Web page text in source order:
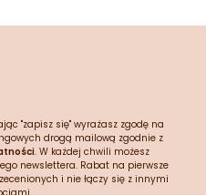
"zapisz się" wyrażasz zgodę na
drogą mailową zgodnie z
. W każdej chwili możesz
newslettera. Rabat na pierwsze
i nie łączy się z innymi